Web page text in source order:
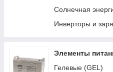
Солнечная
Инверторы и
Элементы
Гелевые (GEL)